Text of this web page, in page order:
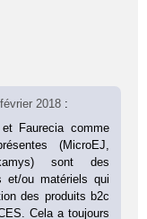
2018 :
Faurecia comme
(MicroEJ,
sont des
et/ou matériels qui
des produits b2c
Cela a toujours